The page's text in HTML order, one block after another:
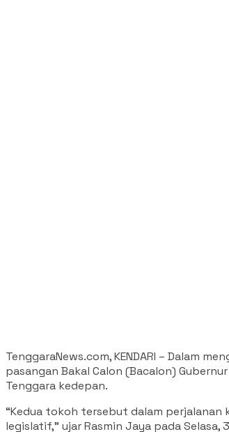
TenggaraNews.com, KENDARI – Dalam
pasangan Bakal Calon (Bacalon)
Tenggara kedepan.
“Kedua tokoh tersebut dalam perjalanan
legislatif,” ujar Rasmin Jaya pada Selasa,